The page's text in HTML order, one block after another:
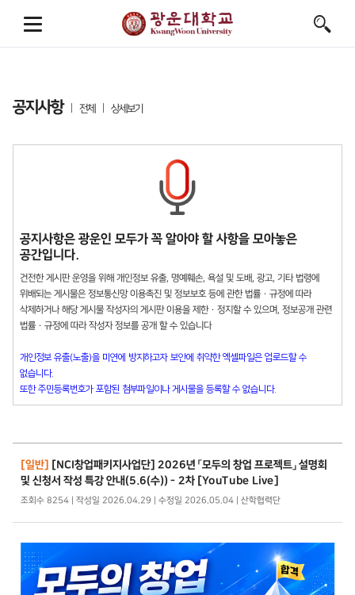
공지사항 전체 상세보기
공지사항은 광운인 모두가 꼭 알아야 할 사항을 모아놓은
공간입니다.
건전한 게시판 운영을 위해 개인정보 유출, 명예훼손, 욕설 및 도배, 광고, 기타 법령에
위배되는 게시물은 정보통신망 이용촉진 및 정보보호 등에 관한 법률 · 규정에 따라
삭제하거나 해당 게시물 작성자의 게시판 이용을 제한 · 정지할 수 있으며, 정보공개 관련
법률 · 규정에 따라 작성자 정보를 공개 할 수 있습니다
개인정보 유출(노출)을 미연에 방지하고자 보안에 취약한 엑셀파일은 업로드할 수
없습니다.
또한 주민등록번호가 포함된 첨부파일이나 게시물을 등록할 수 없습니다.
[일반] [NCI창업패키지사업단] 2026년 「모두의 창업 프로젝트」 설명회
및 신청서 작성 특강 안내(5.6(수)) - 2차 [YouTube Live]
조회수 8254 | 작성일 2026.04.29 | 수정일 2026.05.04 | 산학협력단